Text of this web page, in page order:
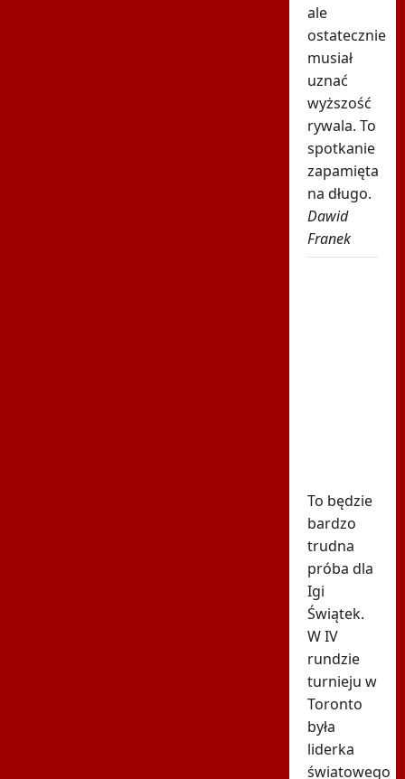
ale
ostatecznie
musiał
uznać
wyższość
rywala. To
spotkanie
zapamięta
na długo.
Dawid
Franek
To będzie
bardzo
trudna
próba dla
Igi
Świątek.
W IV
rundzie
turnieju w
Toronto
była
liderka
światowego